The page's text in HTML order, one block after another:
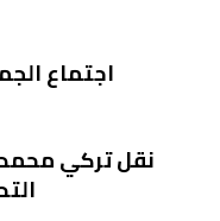
اجتماع
نقل تركي